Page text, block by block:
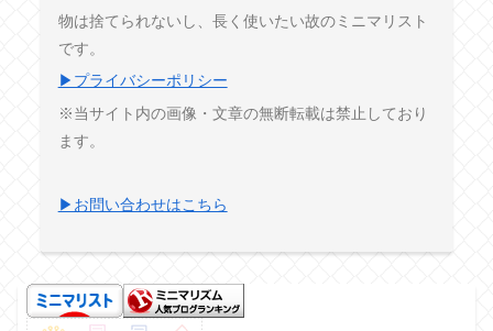
物は捨てられないし、長く使いたい故のミニマリスト
です。
▶プライバシーポリシー
※当サイト内の画像・文章の無断転載は禁止しており
ます。
▶お問い合わせはこちら